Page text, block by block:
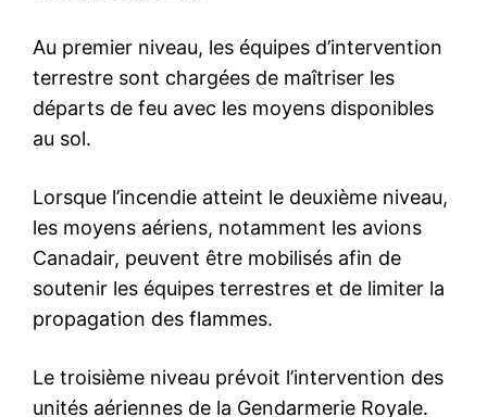
l'intelligence de
l'information